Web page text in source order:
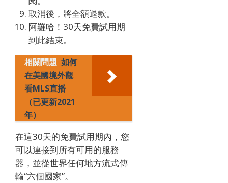
取消後，將全額退款。
阿羅哈！ 30天免費試用期
到此結束。
相關問題 如何
在美國境外觀
看MLS直播
（已更新2021
年）
在這30天的免費試用期內，您
可以連接到所有可用的服務
器，並從世界任何地方流式傳
輸“六個國家”。